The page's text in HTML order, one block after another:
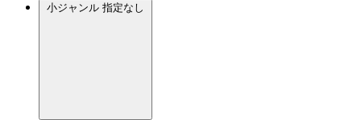
小ジャンル 指定なし